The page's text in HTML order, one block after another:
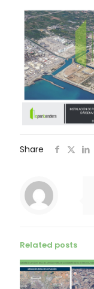
Share
Related posts